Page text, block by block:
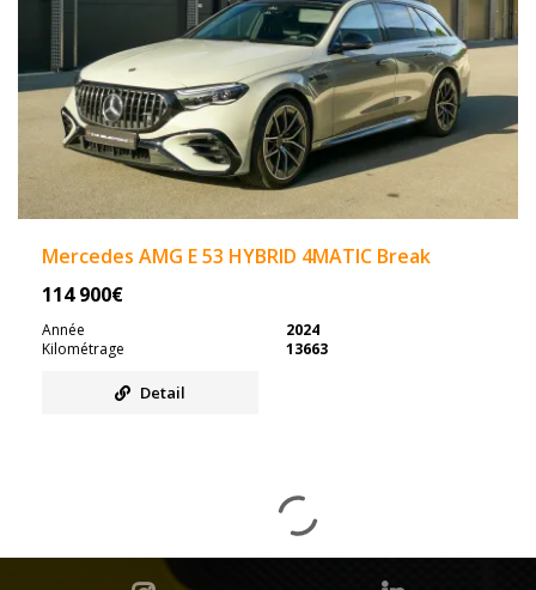
Mercedes AMG E 53 HYBRID 4MATIC Break
114 900€
Année
2024
Kilométrage
13663
Detail